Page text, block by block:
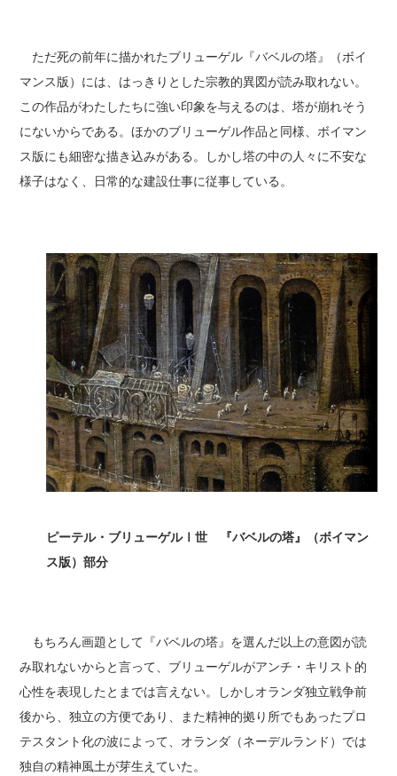
ただ死の前年に描かれたブリューゲル『バベルの塔』（ボイ
マンス版）には、はっきりとした宗教的異図が読み取れない。
この作品がわたしたちに強い印象を与えるのは、塔が崩れそう
にないからである。ほかのブリューゲル作品と同様、ボイマン
ス版にも細密な描き込みがある。しかし塔の中の人々に不安な
様子はなく、日常的な建設仕事に従事している。
ピーテル・ブリューゲルⅠ世 『バベルの塔』（ボイマン
ス版）部分
もちろん画題として『バベルの塔』を選んだ以上の意図が読
み取れないからと言って、ブリューゲルがアンチ・キリスト的
心性を表現したとまでは言えない。しかしオランダ独立戦争前
後から、独立の方便であり、また精神的拠り所でもあったプロ
テスタント化の波によって、オランダ（ネーデルランド）では
独自の精神風土が芽生えていた。